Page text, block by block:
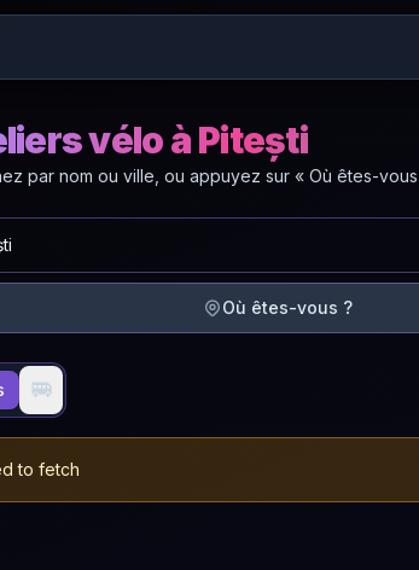
vélo à Pitești
par nom ou ville, ou appuyez sur « Où êtes-
Où êtes-vous ?
🚐
to fetch